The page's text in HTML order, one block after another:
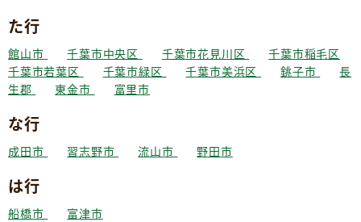
た行
館山市 千葉市中央区 千葉市花見川区
千葉市稲毛区
千葉市若葉区
千葉市緑区 千葉市美浜区 銚子市
長
生郡
東金市 富里市
な行
成田市 習志野市 流山市 野田市
は行
船橋市 富津市